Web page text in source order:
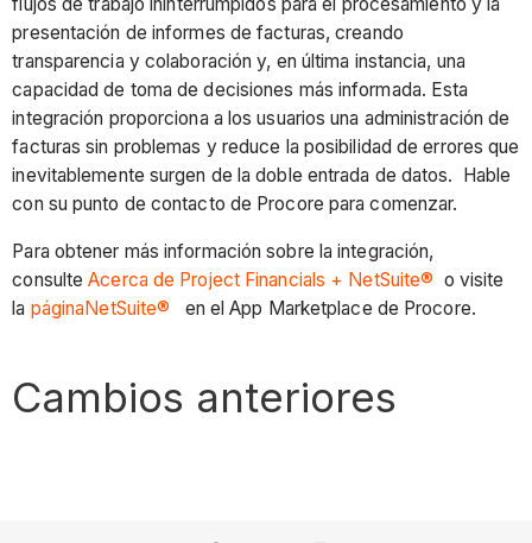
flujos de trabajo ininterrumpidos para el procesamiento y la
presentación de informes de facturas, creando
transparencia y colaboración y, en última instancia, una
capacidad de toma de decisiones más informada. Esta
integración proporciona a los usuarios una administración de
facturas sin problemas y reduce la posibilidad de errores que
inevitablemente surgen de la doble entrada de datos. Hable
con su punto de contacto de Procore para comenzar.
Para obtener más información sobre la integración,
consulteAcerca de Project Financials + NetSuite® o visite
la páginaNetSuite® en el App Marketplace de Procore.
Cambios anteriores